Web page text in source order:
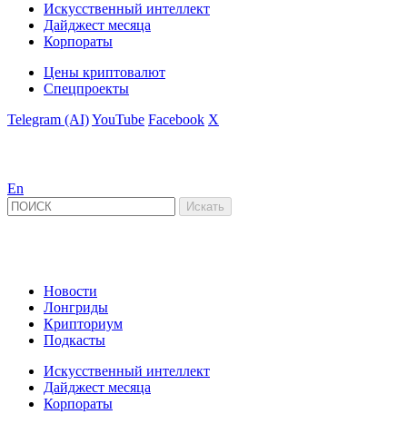
Искусственный интеллект
Дайджест месяца
Корпораты
Цены криптовалют
Спецпроекты
Telegram (AI)YouTube Facebook X
En
Новости
Лонгриды
Крипториум
Подкасты
Искусственный интеллект
Дайджест месяца
Корпораты